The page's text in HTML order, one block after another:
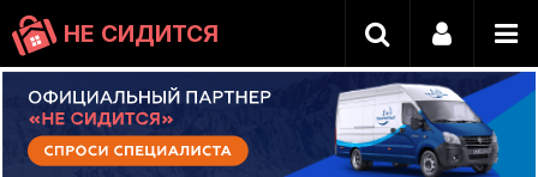
НЕ СИДИТСЯ